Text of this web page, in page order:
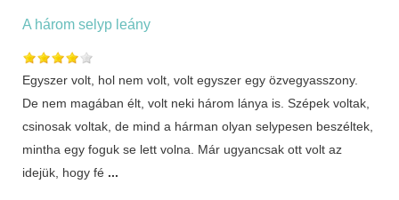
A három selyp leány
Egyszer volt, hol nem volt, volt egyszer egy özvegyasszony.
De nem magában élt, volt neki három lánya is. Szépek voltak,
csinosak voltak, de mind a hárman olyan selypesen beszéltek,
mintha egy foguk se lett volna. Már ugyancsak ott volt az
idejük, hogy fé ...